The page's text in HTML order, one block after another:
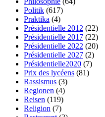
Politik (617)
Praktika (4)
Présidentielle 2012 (22)
Présidentielle 2017 (22)
Présidentielle 2022 (20)
Présidentielle 2027 (2)
Présidentielle2020 (7)
Prix des lycéens (81)
Rassismus (3)
Regionen (4)
Reisen (119)
Religion (7)